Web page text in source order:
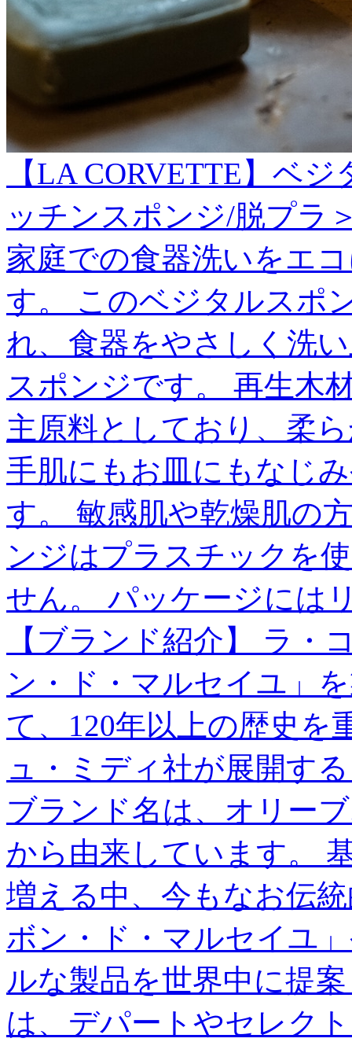
【LA CORVETTE】ベ
ッチンスポンジ/脱プラ
家庭での食器洗いをエ
す。 このベジタルスポ
れ、食器をやさしく洗
スポンジです。 再生木
主原料としており、柔
手肌にもお皿にもなじ
す。 敏感肌や乾燥肌の
ンジはプラスチックを
せん。 パッケージには
【ブランド紹介】 ラ・
ン・ド・マルセイユ」
て、120年以上の歴史を
ュ・ミディ社が展開す
ブランド名は、オリー
から由来しています。
増える中、今もなお伝
ボン・ド・マルセイユ
ルな製品を世界中に提
は、デパートやセレク